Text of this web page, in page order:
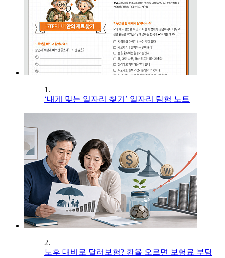
1.
‘내게 맞는 일자리 찾기’ 일자리 탐험 노트
2.
노후 대비로 달러보험? 환율 오르면 보험료 부담